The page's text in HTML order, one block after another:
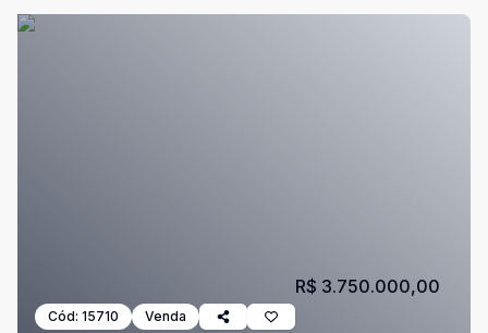
Cód: 15710 Venda
R$ 3.750.000,00